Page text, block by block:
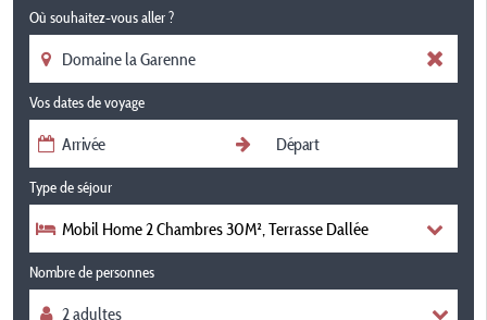
Où souhaitez-vous aller ?
Vos dates de voyage
Type de séjour
Mobil Home 2 Chambres 30M², Terrasse Dallée
Nombre de personnes